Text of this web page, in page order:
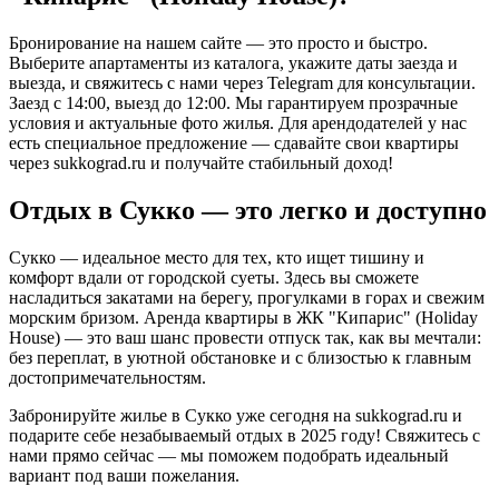
Бронирование на нашем сайте — это просто и быстро.
Выберите апартаменты из каталога, укажите даты заезда и
выезда, и свяжитесь с нами через Telegram для консультации.
Заезд с 14:00, выезд до 12:00. Мы гарантируем прозрачные
условия и актуальные фото жилья. Для арендодателей у нас
есть специальное предложение — сдавайте свои квартиры
через sukkograd.ru и получайте стабильный доход!
Отдых в Сукко — это легко и доступно
Сукко — идеальное место для тех, кто ищет тишину и
комфорт вдали от городской суеты. Здесь вы сможете
насладиться закатами на берегу, прогулками в горах и свежим
морским бризом. Аренда квартиры в ЖК "Кипарис" (Holiday
House) — это ваш шанс провести отпуск так, как вы мечтали:
без переплат, в уютной обстановке и с близостью к главным
достопримечательностям.
Забронируйте жилье в Сукко уже сегодня на sukkograd.ru и
подарите себе незабываемый отдых в 2025 году! Свяжитесь с
нами прямо сейчас — мы поможем подобрать идеальный
вариант под ваши пожелания.